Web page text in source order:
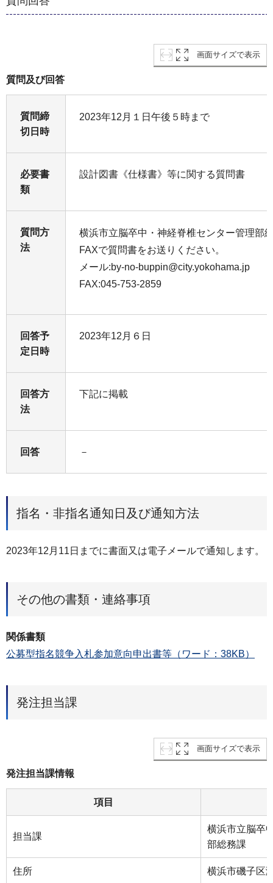
画面サイズで表示
質問及び回答
質問締
切日時
2023年12月１日午後５時まで
必要書
類
設計図書《仕様書》等に関する質問書
質問方
法
横浜市立脳卒中・神経脊椎センター管理部
FAXで質問書をお送りください。
メール:by-no-buppin@city.yokohama.jp
FAX:045-753-2859
回答予
定日時
2023年12月６日
回答方
法
下記に掲載
回答 －
指名・非指名通知日及び通知方法
2023年12月11日までに書面又は電子メールで通知します。
その他の書類・連絡事項
関係書類
公募型指名競争入札参加意向申出書等（ワード：38KB）
発注担当課
画面サイズで表示
発注担当課情報
項目
担当課
横浜市立脳卒
部総務課
住所 横浜市磯子区